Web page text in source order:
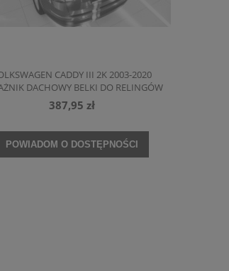
CADDY III 2K 2003-2020
DACHOWY BELKI DO RELINGÓW
137 CM
387,95 zł
POWIADOM O DOSTĘPNOŚCI